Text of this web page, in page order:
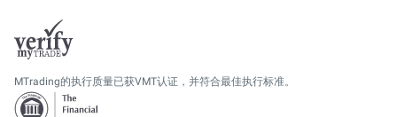
MTrading的执行质量已获VMT认证，并符合最佳执行标准。